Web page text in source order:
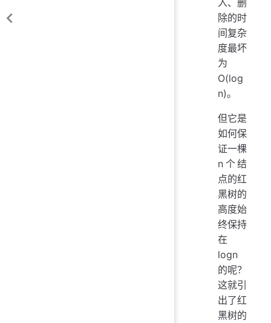
除的时
间复杂
度最坏
为
O(log
n)。
但它是
如何保
证一棵
n个结
点的红
黑树的
高度始
终保持
在
logn
的呢？
这就引
出了红
黑树的